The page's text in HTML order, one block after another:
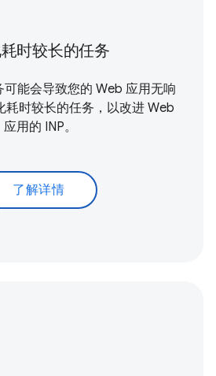
时较长的任务
能会导致您的 Web 应用无响
耗时较长的任务，以改进 Web
应用的 INP。
了解详情